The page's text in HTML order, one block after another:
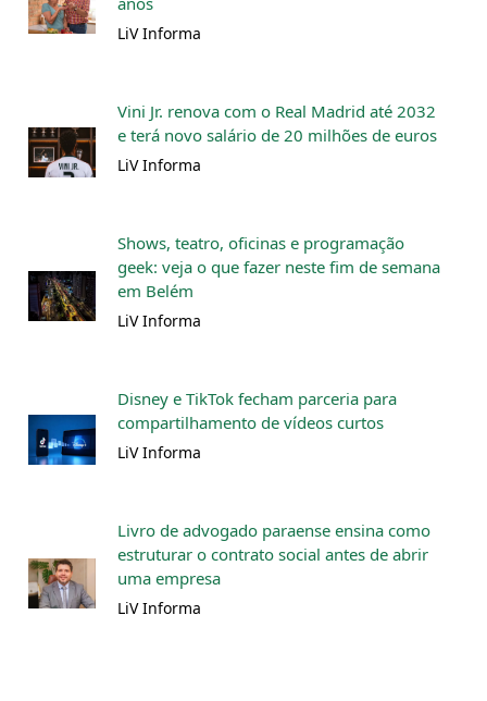
LiV Informa
Vini Jr. renova com o Real Madrid até 2032
e terá novo salário de 20 milhões de euros
LiV Informa
Shows, teatro, oficinas e programação
geek: veja o que fazer neste fim de semana
em Belém
LiV Informa
Disney e TikTok fecham parceria para
compartilhamento de vídeos curtos
LiV Informa
Livro de advogado paraense ensina como
estruturar o contrato social antes de abrir
uma empresa
LiV Informa